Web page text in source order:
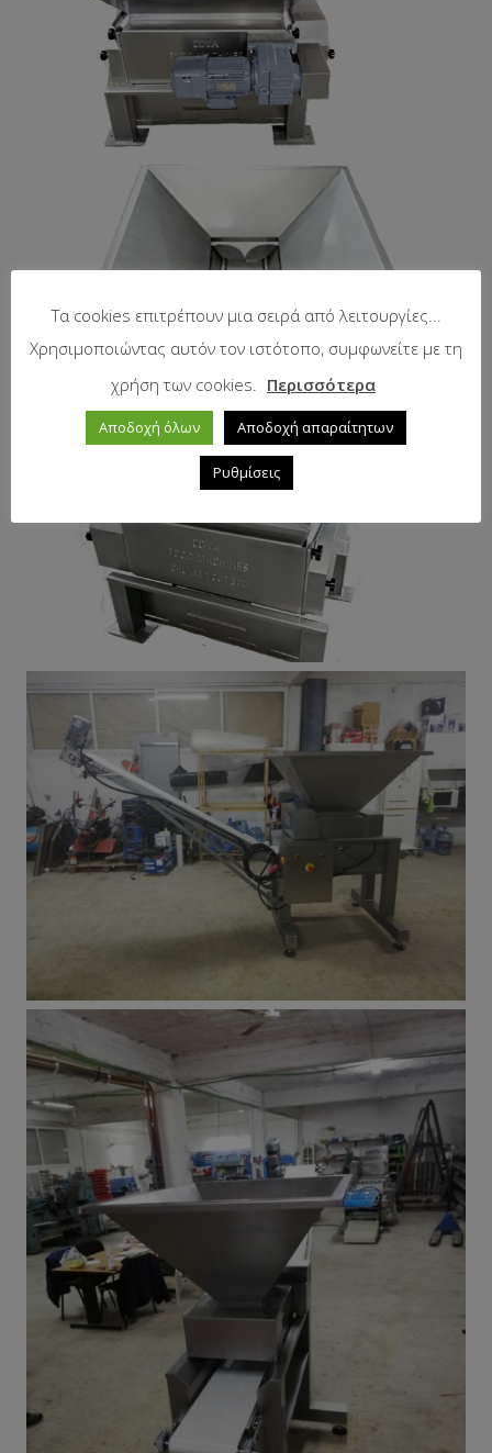
Τα cookies επιτρέπουν μια σειρά από λειτουργίες...
Χρησιμοποιώντας αυτόν τον ιστότοπο, συμφωνείτε με τη
χρήση των cookies.
Περισσότερα
Αποδοχή όλων Αποδοχή απαραίτητων
Ρυθμίσεις